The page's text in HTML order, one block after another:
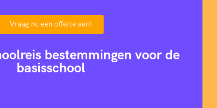
Vraag nu een offerte aan!
bestemmingen voor de
basisschool